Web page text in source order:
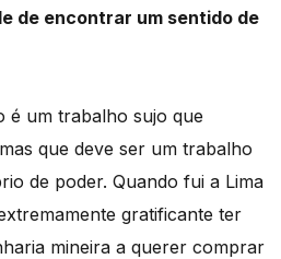
de encontrar um sentido de
é um trabalho sujo que
que deve ser um trabalho
de poder. Quando fui a Lima
gratificante ter
mineira a querer comprar